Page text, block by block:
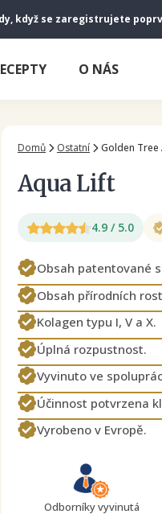
když se zaregistrujete
O NÁS
Domů Ostatní Golden Tree
Aqua Lift
4.9 / 5.0
Obsah patentované
Obsah přírodních
Kolagen typu I, V a X.
Úplná rozpustnost.
Vyvinuto ve
Účinnost potvrzena
Vyrobeno v Evropě.
Odborníky vyvinutá